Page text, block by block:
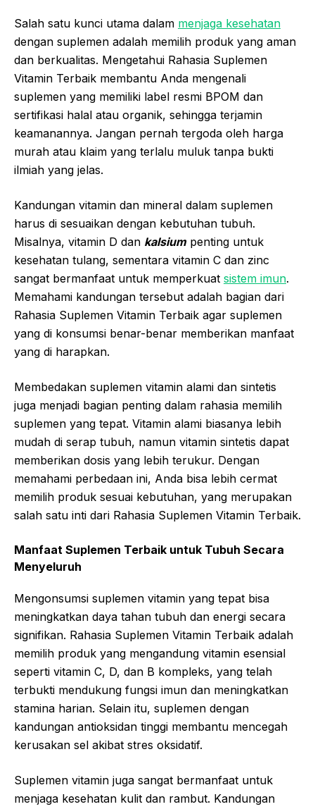
Salah satu kunci utama dalam menjaga kesehatan
dengan suplemen adalah memilih produk yang aman
dan berkualitas. Mengetahui Rahasia Suplemen
Vitamin Terbaik membantu Anda mengenali
suplemen yang memiliki label resmi BPOM dan
sertifikasi halal atau organik, sehingga terjamin
keamanannya. Jangan pernah tergoda oleh harga
murah atau klaim yang terlalu muluk tanpa bukti
ilmiah yang jelas.
Kandungan vitamin dan mineral dalam suplemen
harus di sesuaikan dengan kebutuhan tubuh.
Misalnya, vitamin D dan kalsiumpenting untuk
kesehatan tulang, sementara vitamin C dan zinc
sangat bermanfaat untuk memperkuat sistem imun.
Memahami kandungan tersebut adalah bagian dari
Rahasia Suplemen Vitamin Terbaik agar suplemen
yang di konsumsi benar-benar memberikan manfaat
yang di harapkan.
Membedakan suplemen vitamin alami dan sintetis
juga menjadi bagian penting dalam rahasia memilih
suplemen yang tepat. Vitamin alami biasanya lebih
mudah di serap tubuh, namun vitamin sintetis dapat
memberikan dosis yang lebih terukur. Dengan
memahami perbedaan ini, Anda bisa lebih cermat
memilih produk sesuai kebutuhan, yang merupakan
salah satu inti dari Rahasia Suplemen Vitamin Terbaik.
Manfaat Suplemen Terbaik untuk Tubuh Secara
Menyeluruh
Mengonsumsi suplemen vitamin yang tepat bisa
meningkatkan daya tahan tubuh dan energi secara
signifikan. Rahasia Suplemen Vitamin Terbaik adalah
memilih produk yang mengandung vitamin esensial
seperti vitamin C, D, dan B kompleks, yang telah
terbukti mendukung fungsi imun dan meningkatkan
stamina harian. Selain itu, suplemen dengan
kandungan antioksidan tinggi membantu mencegah
kerusakan sel akibat stres oksidatif.
Suplemen vitamin juga sangat bermanfaat untuk
menjaga kesehatan kulit dan rambut. Kandungan